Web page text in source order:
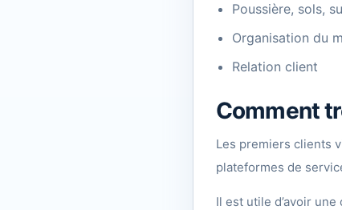
Poussière, sols,
Organisation du
Relation client
Comment
Les premiers clients
plateformes de
Il est utile d’avoir